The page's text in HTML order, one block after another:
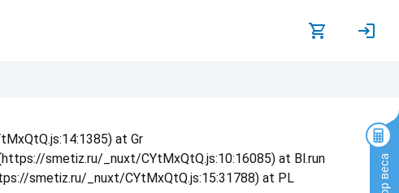
at Gr
smetiz.ru/_nuxt/CYtMxQtQ.js:10:16085) at Bl.run
smetiz.ru/_nuxt/CYtMxQtQ.js:15:31788) at PL